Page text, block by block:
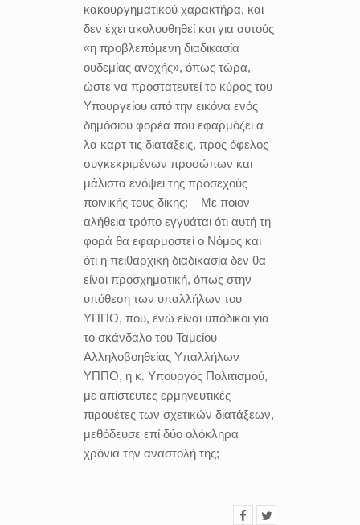
κακουργηματικού χαρακτήρα, και
δεν έχει ακολουθηθεί και για αυτούς
«η προβλεπόμενη διαδικασία
ουδεμίας ανοχής», όπως τώρα,
ώστε να προστατευτεί το κύρος του
Υπουργείου από την εικόνα ενός
δημόσιου φορέα που εφαρμόζει α
λα καρτ τις διατάξεις, προς όφελος
συγκεκριμένων προσώπων και
μάλιστα ενόψει της προσεχούς
ποινικής τους δίκης; – Με ποιον
αλήθεια τρόπο εγγυάται ότι αυτή τη
φορά θα εφαρμοστεί ο Νόμος και
ότι η πειθαρχική διαδικασία δεν θα
είναι προσχηματική, όπως στην
υπόθεση των υπαλλήλων του
ΥΠΠΟ, που, ενώ είναι υπόδικοι για
το σκάνδαλο του Ταμείου
Αλληλοβοηθείας Υπαλλήλων
ΥΠΠΟ, η κ. Υπουργός Πολιτισμού,
με απίστευτες ερμηνευτικές
πιρουέτες των σχετικών διατάξεων,
μεθόδευσε επί δύο ολόκληρα
χρόνια την αναστολή της;